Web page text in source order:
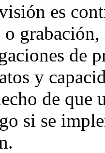
es
de
y
de que
si se